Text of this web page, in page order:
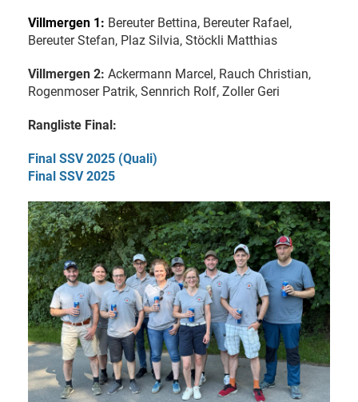
Villmergen 1: Bereuter Bettina, Bereuter Rafael,
Bereuter Stefan, Plaz Silvia, Stöckli Matthias
Villmergen 2: Ackermann Marcel, Rauch Christian,
Rogenmoser Patrik, Sennrich Rolf, Zoller Geri
Rangliste Final:
Final SSV 2025 (Quali)
Final SSV 2025